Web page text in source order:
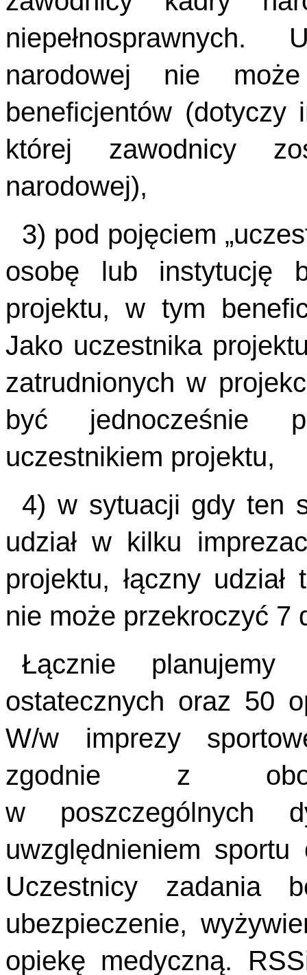
narodowej nie
beneficjentów
której zawodnicy
narodowej),
3) pod pojęciem
osobę lub instytucję
projektu, w tym
Jako uczestnika
zatrudnionych w
być jednocześnie
uczestnikiem projektu,
4) w sytuacji gdy ten
udział w kilku
projektu, łączny
nie może przekroczyć 7
Łącznie planujemy
ostatecznych oraz 50
W/w imprezy
zgodnie z
w poszczególnych
uwzględnieniem sportu
Uczestnicy zadania
ubezpieczenie,
opiekę medyczną.